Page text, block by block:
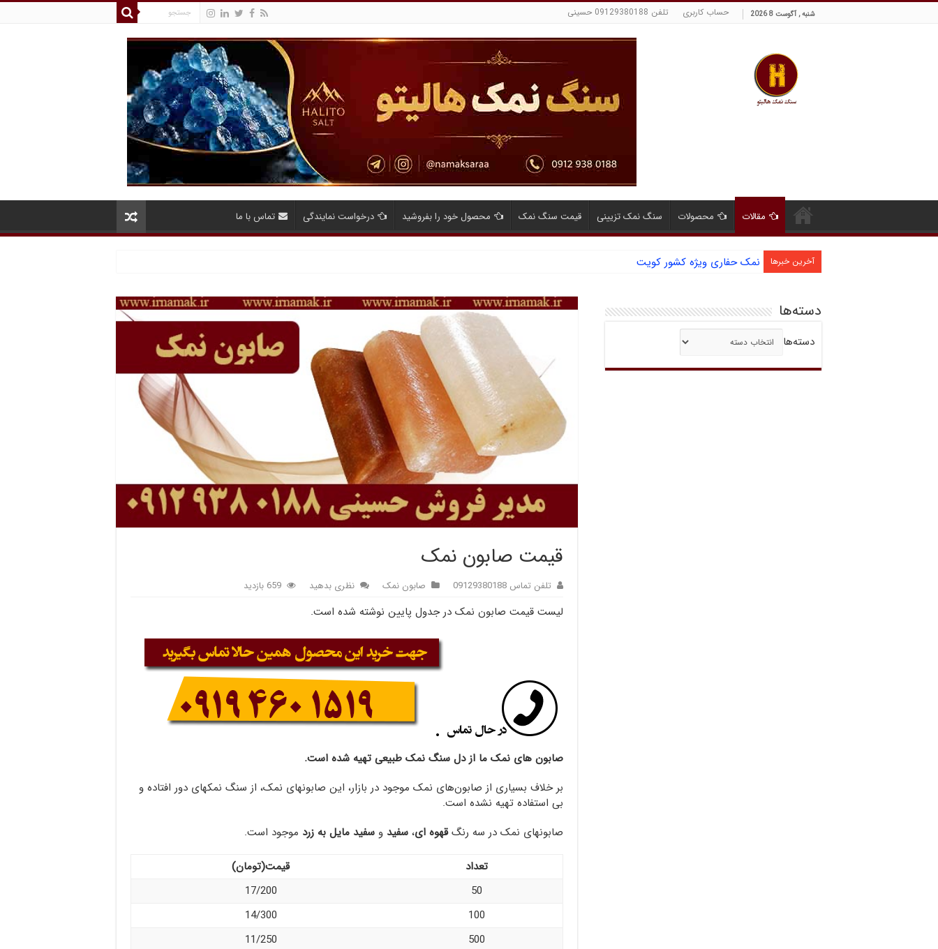
شنبه , آگوست 8 2026 حساب کاربری تلفن 09129380188 حسینی
مقالات محصولات سنگ نمک تزیینی قیمت سنگ نمک محصول خود را بفروشید درخواست نمایندگی تماس با ما
آخرین خبرها نمک حفاری ویژه کشور کویت
آشنایی با نمک دانه شکری و مزایای صادرات نمک صنعتی
قیمت صابون نمک
تلفن تماس 09129380188 صابون نمک نظری بدهید 659 بازدید
لیست قیمت صابون نمک در جدول پایین نوشته شده است.
صابون های نمک ما از دل سنگ نمک طبیعی تهیه شده است.
بر خلاف بسیاری از صابون‌های نمک موجود در بازار، این صابونهای نمک، از سنگ نمکهای دور افتاده و
بی استفاده تهیه نشده است.
صابونهای نمک در سه رنگقهوه ای، سفید و سفید مایل به زرد موجود است.
تعداد
قیمت(تومان)
50
17/200
100
14/300
500
11/250
دسته‌ها
دسته‌ها